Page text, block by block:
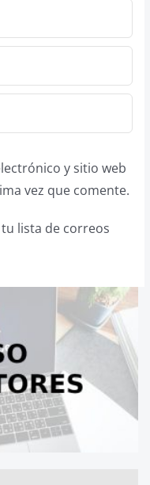
y sitio web
vez que comente.
lista de correos